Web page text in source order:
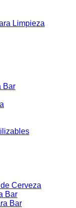
Limpieza
Bar
Cerveza
Bar
Bar